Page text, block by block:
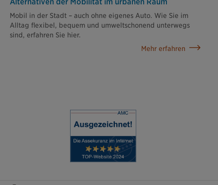
Mobil in der Stadt – auch ohne eigenes Auto. Wie Sie im
Alltag flexibel, bequem und umweltschonend unterwegs
sind, erfahren Sie hier.
Mehr erfahren